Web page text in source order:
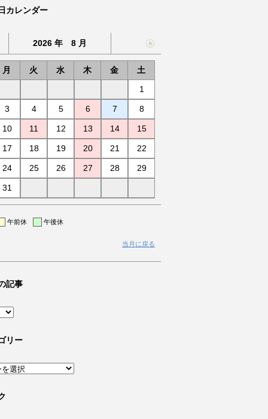
カレンダー
2026 年 8 月
月 火 水 木 金
土
1
3 4 5 6 7 8
10 11 12 13 14 15
17 18 19 20 21 22
24 25 26 27 28 29
31
午前休 午後休
当月に戻る
記事
リー